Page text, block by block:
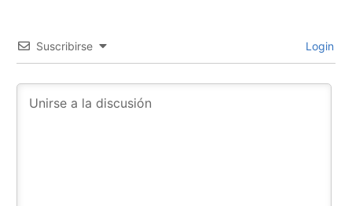
Suscribirse Login